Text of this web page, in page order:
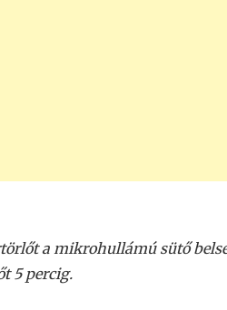
a mikrohullámú sütő
5 percig.